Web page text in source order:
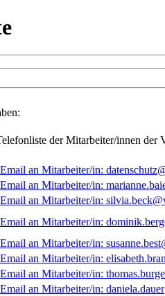
der Mitarbeiter/innen der